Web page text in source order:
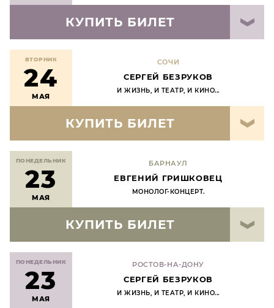
КУПИТЬ БИЛЕТ
ВТОРНИК
24
МАЯ
СОЧИ
СЕРГЕЙ БЕЗРУКОВ
И ЖИЗНЬ, И ТЕАТР, И КИНО...
КУПИТЬ БИЛЕТ
ПОНЕДЕЛЬНИК
23
МАЯ
БАРНАУЛ
ЕВГЕНИЙ ГРИШКОВЕЦ
МОНОЛОГ-КОНЦЕРТ.
КУПИТЬ БИЛЕТ
ПОНЕДЕЛЬНИК
23
МАЯ
РОСТОВ-НА-ДОНУ
СЕРГЕЙ БЕЗРУКОВ
И ЖИЗНЬ, И ТЕАТР, И КИНО...